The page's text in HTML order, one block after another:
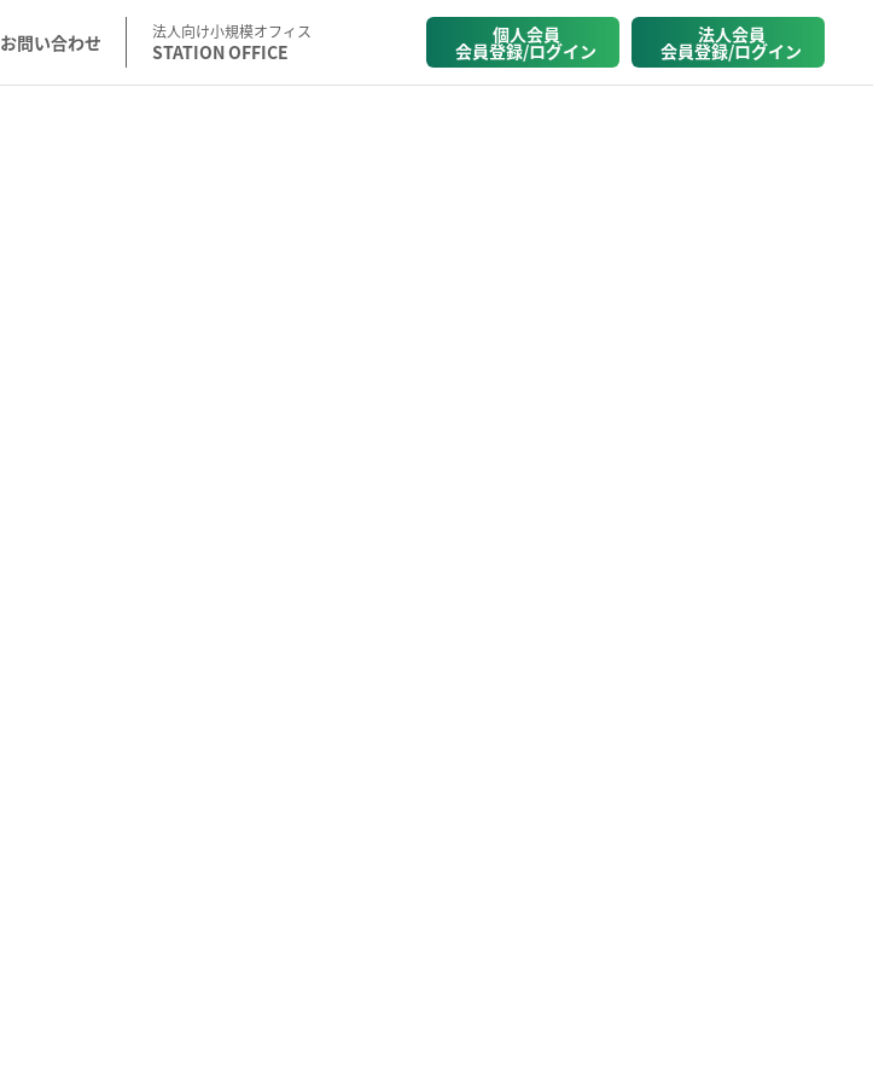
お問い合わせ 法人向け小規模オフィス
STATION OFFICE
個人会員
会員登録/ログイン
法人会員
会員登録/ログイン